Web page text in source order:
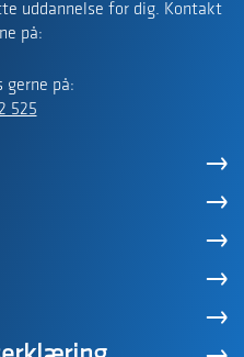
uddannelse for dig. Kontakt
på:
gerne på:
525